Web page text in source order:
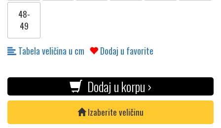
48-
49
Tabela veličina u cm Dodaj u favorite
Dodaj u korpu ›
Izaberite veličinu